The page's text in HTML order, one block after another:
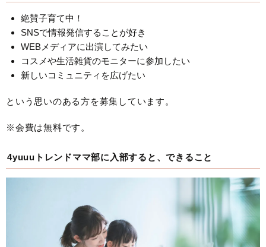
絶賛子育て中！
SNSで情報発信することが好き
WEBメディアに出演してみたい
コスメや生活雑貨のモニターに参加したい
新しいコミュニティを広げたい
という思いのある方を募集しています。
※会費は無料です。
4yuuuトレンドママ部に入部すると、できること